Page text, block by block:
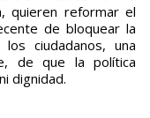
quieren reformar el
de bloquear la
ciudadanos, una
de que la política
dignidad.